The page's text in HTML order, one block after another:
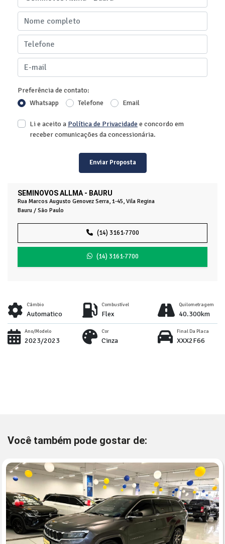
SEMINOVOS ALLMA - BAURU
Rua Marcos Augusto Genovez Serra, 1-45, Vila Regina
Bauru / São Paulo
(14) 3161-7700
(14) 3161-7700
Preferência de contato:
Whatsapp
Telefone Email
Li e aceito a Política de Privacidadee concordo em
receber comunicações da concessionária.
Enviar Proposta
Câmbio
Automatico
Combustível
Flex
Quilometragem
40.300km
Ano/Modelo
2023/2023
Cor
Cinza
Final Da Placa
XXX2F66
Você também pode gostar de: